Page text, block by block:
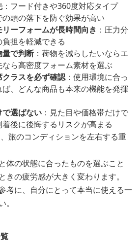
：フード付きや360度対応タイプ
頭の落下を防ぐ効果が高い
ーフォームが長時間向き ：圧力分
担を軽減できる
量で判断 ：荷物を減らしたいならエ
ら高密度フォーム素材を選ぶ
ラスを必ず確認：使用環境に合っ
、どんな商品も本来の機能を発揮
選ばない ：見た目や価格帯だけで
後に後悔するリスクが高まる
旅のコンディションを左右する重
体の状態に合ったものを選ぶこと
きの疲労感が大きく変わります。
考に、自分にとって本当に使える一